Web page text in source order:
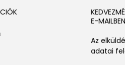
E-MAILBEN
Az
adatai